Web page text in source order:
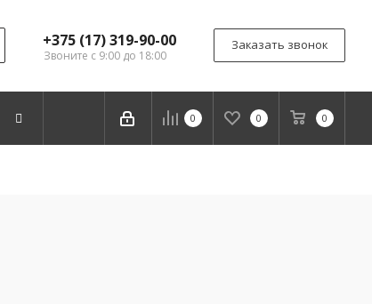
+375 (17) 319-90-00
Звоните с 9:00 до 18:00
Заказать звонок
0 0 0